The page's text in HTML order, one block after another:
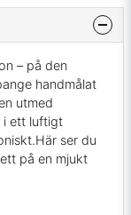
– på den
handmålat
utmed
i ett luftigt
ser du
på en mjukt